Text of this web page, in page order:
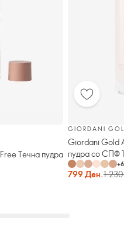
Течна пудра
GIORDANI
Giordani Gold
пудра со СПФ
+6
799 Ден.